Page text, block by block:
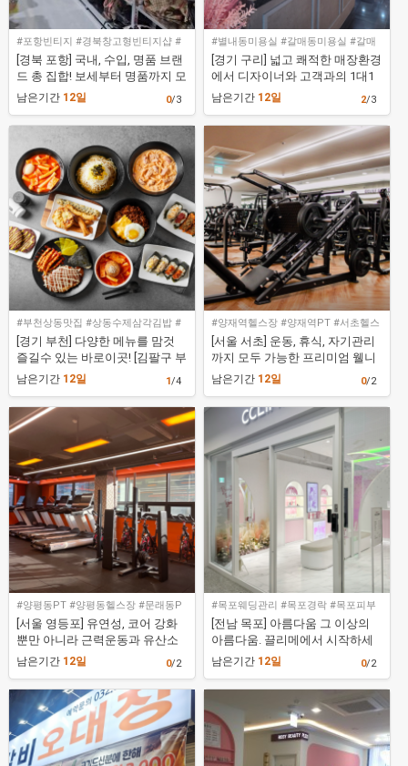
#포항빈티지 #경북창고형빈티지샵 #
경북빈티지샵 #라움빈티지
[경북 포항] 국내, 수입, 명품 브랜
드 총 집합! 보세부터 명품까지 모
든 종류에 의류를 한 곳에서! [라
남은기간 12일 0/3
#별내동미용실 #갈매동미용실 #갈매
동레이어드펌 #어반그라운드헤어구리
갈매점
[경기 구리] 넓고 쾌적한 매장환경
에서 디자이너와 고객과의 1대1
맞춤형 시술 미용실! [어반그라운
남은기간 12일 2/3
#부천상동맛집 #상동수제삼각김밥 #
부천수제삼각김밥 #김팔구부천상동점
[경기 부천] 다양한 메뉴를 맘것
즐길수 있는 바로이곳! [김팔구 부
천상동점]
남은기간 12일 1/4
#양재역헬스장 #양재역PT #서초헬스
장 #빌리프짐 양재역점
[서울 서초] 운동, 휴식, 자기관리
까지 모두 가능한 프리미엄 웰니
스 공간! [빌리프짐 양재역점]
남은기간 12일 0/2
#양평동PT #양평동헬스장 #문래동P
T #문래동헬스장 #패트릭스아웃컴문
래점
[서울 영등포] 유연성, 코어 강화
뿐만 아니라 근력운동과 유산소
운동을 동시에! [패트릭스아웃컴
남은기간 12일 0/2
#목포웨딩관리 #목포경락 #목포피부
관리 #목포에스테틱 #끌리메목포점
[전남 목포] 아름다움 그 이상의
아름다움. 끌리메에서 시작하세
요! [끌리메 목포점]
남은기간 12일 0/2